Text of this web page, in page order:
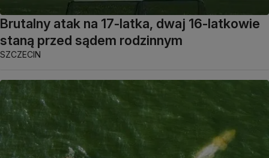
Brutalny atak na 17-latka, dwaj 16-latkowie
staną przed sądem rodzinnym
SZCZECIN